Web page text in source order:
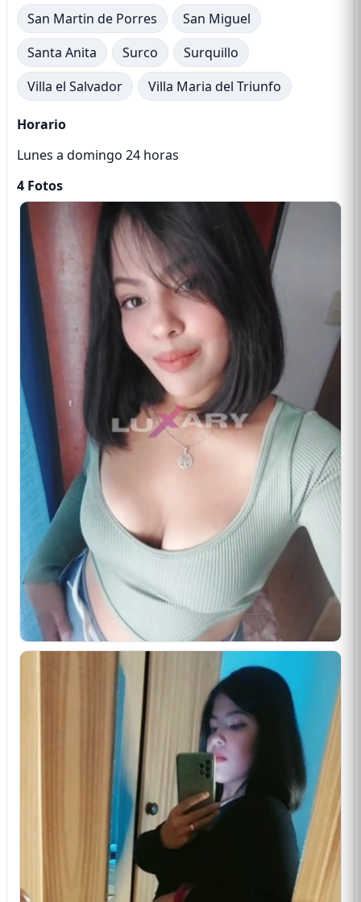
San Martin de Porres
San Miguel
Santa Anita
Surco
Surquillo
Villa el Salvador
Villa Maria del Triunfo
Horario
Lunes a domingo 24 horas
4 Fotos